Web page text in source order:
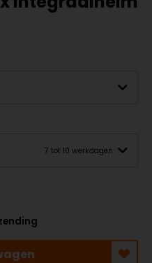
7 tot 10 werkdagen